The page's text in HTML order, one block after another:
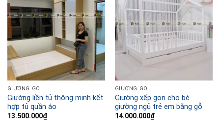
GIƯỜNG GỖ
Giường liền tủ thông minh kết
hợp tủ quần áo
13.500.000₫
GIƯỜNG GỖ
Giường xếp gọn cho bé
giường ngủ trẻ em bằng gỗ
14.000.000₫